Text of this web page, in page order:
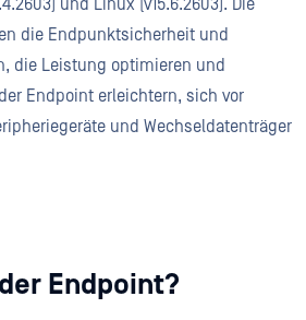
und Linux (v15.6.2603). Die
die Endpunktsicherheit und
die Leistung optimieren und
Endpoint erleichtern, sich vor
und Wechseldatenträger
Endpoint?